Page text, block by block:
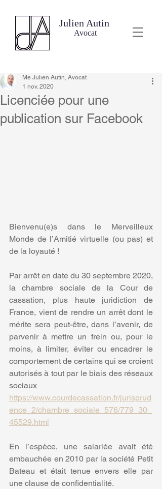
Julien Autin
Avocat
Licenciée pour une
publication sur Facebook
Me Julien Autin, Avocat
1 nov. 2020
Bienvenu(e)s dans le Merveilleux
Monde de l’Amitié virtuelle (ou pas) et
de la loyauté !
Par arrêt en date du 30 septembre 2020,
la chambre sociale de la Cour de
cassation, plus haute juridiction de
France, vient de rendre un arrêt dont le
mérite sera peut-être, dans l’avenir, de
parvenir à mettre un frein ou, pour le
moins, à limiter, éviter ou encadrer le
comportement de certains qui se croient
autorisés à tout par le biais des réseaux
https://www.courdecassation.fr/jurisprud
ence_2/chambre_sociale_576/779_30_
45529.html
En l’espèce, une salariée avait été
embauchée en 2010 par la société Petit
Bateau et était tenue envers elle par
une clause de confidentialité.